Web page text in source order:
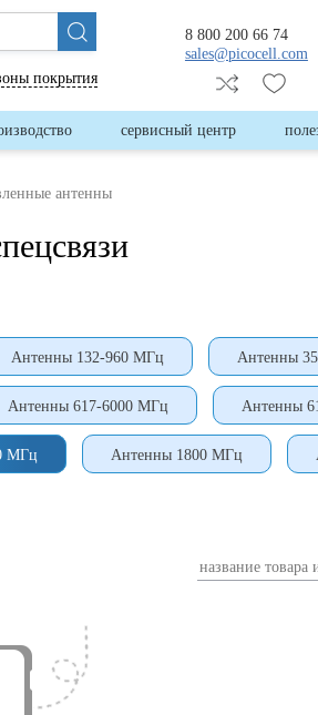
покрытия
8 800 200 66 74
sales@picocell.com
сервисный центр
антенны
Антенны 132-960 МГц Антенны
Антенны 617-6000 МГц Антенны
МГц Антенны 1800 МГц